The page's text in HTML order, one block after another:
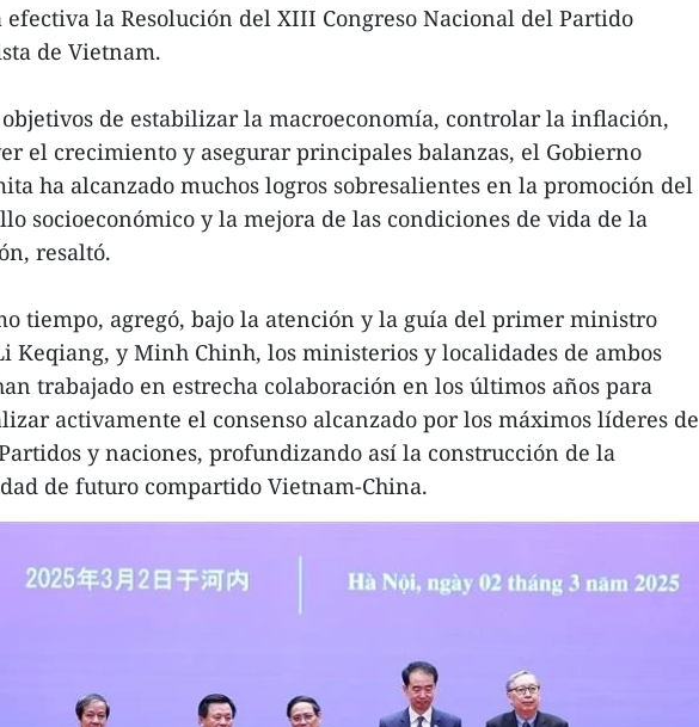
efectiva la Resolución del XIII Congreso Nacional del Partido
de Vietnam.
objetivos de estabilizar la macroeconomía, controlar la inflación,
el crecimiento y asegurar principales balanzas, el Gobierno
ha alcanzado muchos logros sobresalientes en la promoción del
socioeconómico y la mejora de las condiciones de vida de la
resaltó.
tiempo, agregó, bajo la atención y la guía del primer ministro
Keqiang, y Minh Chinh, los ministerios y localidades de ambos
trabajado en estrecha colaboración en los últimos años para
activamente el consenso alcanzado por los máximos líderes de
y naciones, profundizando así la construcción de la
de futuro compartido Vietnam-China.